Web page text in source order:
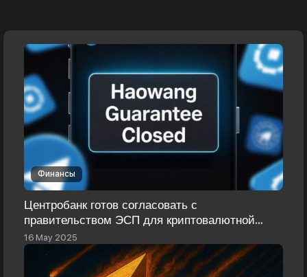
Финансы
Центробанк готов согласовать с
правительством ЭСП для криптовалютной
торговли
16 May 2025